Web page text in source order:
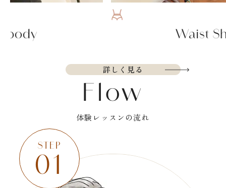
詳しく見る
Flow
体験レッスンの流れ
STEP